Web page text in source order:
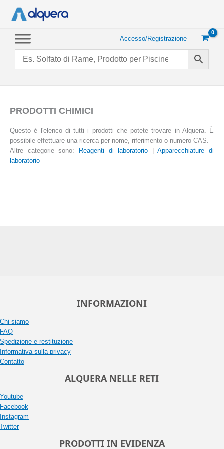
Accesso/Registrazione
PRODOTTI CHIMICI
Questo è l'elenco di tutti i prodotti che potete trovare in Alquera. È
possibile effettuare una ricerca per nome, riferimento o numero CAS.
Altre categorie sono:
Reagenti di laboratorio |Apparecchiature di
laboratorio
INFORMAZIONI
Chi siamo
FAQ
Spedizione e restituzione
Informativa sulla privacy
Contatto
ALQUERA NELLE RETI
Youtube
Facebook
Instagram
Twitter
PRODOTTI IN EVIDENZA